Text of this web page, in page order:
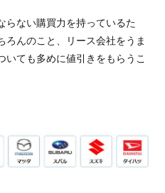
らない購買力を持っているた
ろんのこと、リース会社をうま
いても多めに値引きをもらうこ